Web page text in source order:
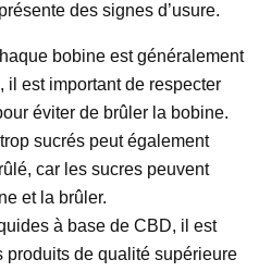
des signes d’usure.
bobine est généralement
il est important de respecter
éviter de brûler la bobine.
sucrés peut également
car les sucres peuvent
et la brûler.
à base de CBD, il est
produits de qualité supérieure